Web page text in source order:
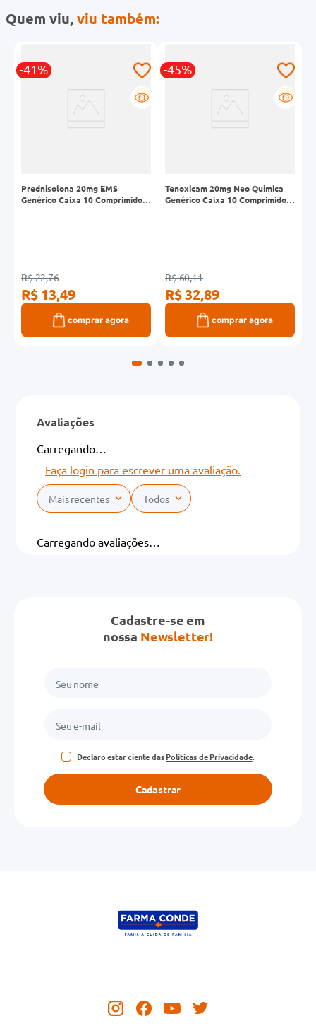
Quem viu,viu também:
-41%
G
Prednisolona 20mg EMS
Genérico Caixa 10 Comprimidos
R$ 22,76
R$ 13,49
comprar agora
-45%
G
Tenoxicam 20mg Neo Química
Genérico Caixa 10 Comprimidos
R$ 60,11
R$ 32,89
comprar agora
Avaliações
Carregando…
Faça login para escrever uma avaliação.
Mais recentes Todos
Carregando avaliações…
Cadastre-se em
nossa Newsletter!
Declaro estar ciente dasPolíticas de Privacidade.
Cadastrar